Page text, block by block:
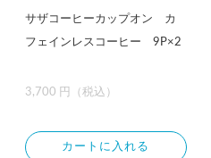
サザコーヒーカップオン カ
フェインレスコーヒー 9P×2
3,700 円（税込）
カートに入れる